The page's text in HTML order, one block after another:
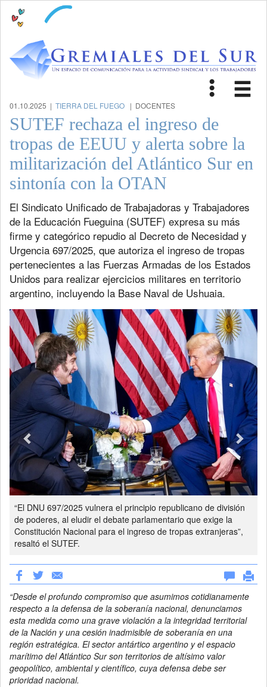
Toggle
01.10.2025 | TIERRA DEL FUEGO | DOCENTES
SUTEF rechaza el ingreso de
tropas de EEUU y alerta sobre la
militarización del Atlántico Sur en
sintonía con la OTAN
El Sindicato Unificado de Trabajadoras y Trabajadores
de la Educación Fueguina (SUTEF) expresa su más
firme y categórico repudio al Decreto de Necesidad y
Urgencia 697/2025, que autoriza el ingreso de tropas
pertenecientes a las Fuerzas Armadas de los Estados
Unidos para realizar ejercicios militares en territorio
argentino, incluyendo la Base Naval de Ushuaia.
“El DNU 697/2025 vulnera el principio republicano de división
de poderes, al eludir el debate parlamentario que exige la
Constitución Nacional para el ingreso de tropas extranjeras”,
resaltó el SUTEF.
Previous Next
“Desde el profundo compromiso que asumimos cotidianamente
respecto a la defensa de la soberanía nacional, denunciamos
esta medida como una grave violación a la integridad territorial
de la Nación y una cesión inadmisible de soberanía en una
región estratégica. El sector antártico argentino y el espacio
marítimo del Atlántico Sur son territorios de altísimo valor
geopolítico, ambiental y científico, cuya defensa debe ser
prioridad nacional.